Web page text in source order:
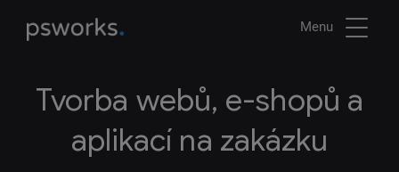
Menu
Tvorba webů, e-shopů a
aplikací na zakázku